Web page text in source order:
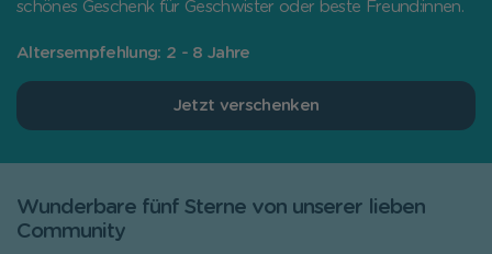
schönes Geschenk für Geschwister oder beste Freund:innen.
Altersempfehlung: 2 - 8 Jahre
Jetzt verschenken
Wunderbare fünf Sterne von unserer lieben
Community